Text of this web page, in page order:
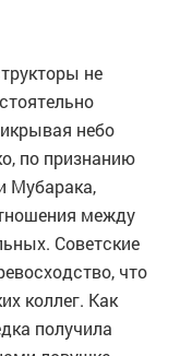
не
небо
по признанию
Мубарака,
между
Советские
что
коллег. Как
получила